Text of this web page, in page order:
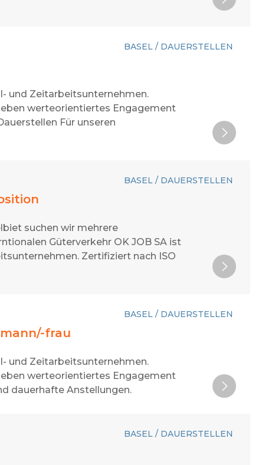
BASEL / DAUERSTELLEN
und Zeitarbeitsunternehmen.
leben werteorientiertes Engagement
Für unseren
BASEL / DAUERSTELLEN
suchen wir mehrere
Güterverkehr OK JOB SA ist
Zertifiziert nach ISO
BASEL / DAUERSTELLEN
frau
und Zeitarbeitsunternehmen.
leben werteorientiertes Engagement
dauerhafte Anstellungen.
BASEL / DAUERSTELLEN